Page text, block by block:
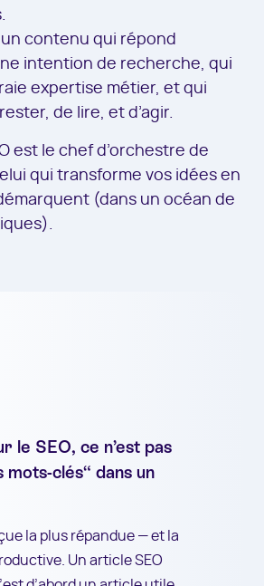
contenu qui répond
intention de recherche, qui
expertise métier, et qui
de lire, et d’agir.
est le chef d’orchestre de
qui transforme vos idées en
(dans un océan de
le SEO, ce n’est pas
clés“ dans un
la plus répandue — et la
Un article SEO